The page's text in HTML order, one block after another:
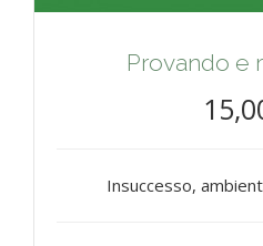
Provando e
Insuccesso,